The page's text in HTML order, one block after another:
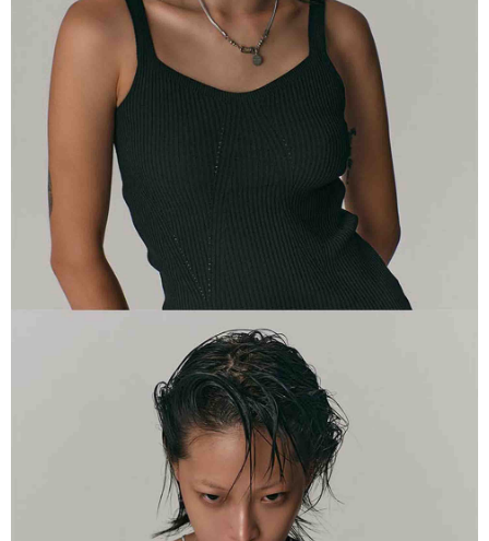
易，需依本服務之必要範圍內提供個人資料，並將交易相關給付款項請求債
權轉讓予恩沛科技股份有限公司。
２．關於個人資料處理事宜，請瀏覽以下網址：
https://aftee.tw/terms/#terms3
３．未成年的使用者請事先徵得法定代理人或監護人之同意方可使用
「AFTEE先享後付」，若未經同意申辦者引起之損失，本公司不負相關責
４．使用「AFTEE先享後付」時，將依據個別帳號之用戶狀況，依本公司即
時審查核予不同之上限額度；若仍有額度不足之情形，本公司將視審查結果
請求用戶進行身份認證。
５．嚴禁一人註冊多個帳號或使用他人資訊註冊。若發現惡意使用之情形，
恩沛科技股份有限公司將有權停止該用戶之使用額度並採取法律行動。